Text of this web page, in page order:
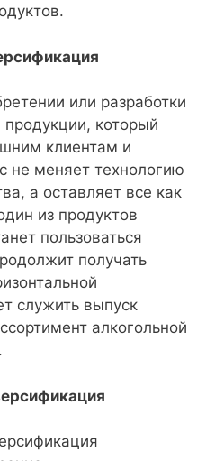
или разработки
продукции, который
клиентам и
не меняет технологию
а оставляет все как
из продуктов
пользоваться
получать
служить выпуск
алкогольной